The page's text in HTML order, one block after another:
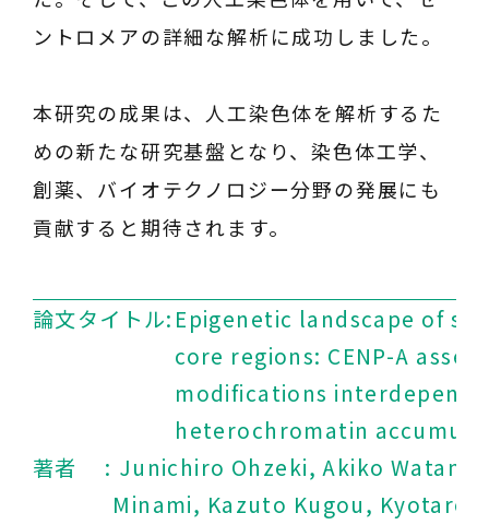
ントロメアの詳細な解析に成功しました。
本研究の成果は、人工染色体を解析するた
めの新たな研究基盤となり、染色体工学、
創薬、バイオテクノロジー分野の発展にも
貢献すると期待されます。
論文タイトル Epigenetic landscape of
core regions: CENP-A
modifications
heterochromatin
著者
Junichiro Ohzeki, Akiko
Minami, Kazuto Kugou, Kyotaro